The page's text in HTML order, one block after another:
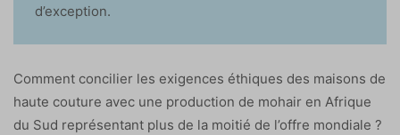
d’exception.
Comment concilier les exigences éthiques des maisons de
haute couture avec une production de mohair en Afrique
du Sud représentant plus de la moitié de l’offre mondiale ?